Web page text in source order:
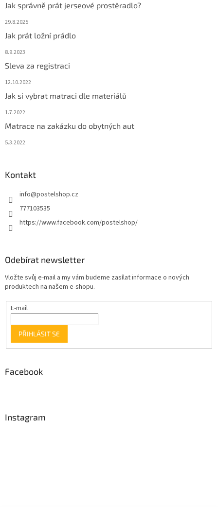
Jak správně prát jerseové prostěradlo?
29.8.2025
Jak prát ložní prádlo
8.9.2023
Sleva za registraci
12.10.2022
Jak si vybrat matraci dle materiálů
1.7.2022
Matrace na zakázku do obytných aut
5.3.2022
Kontakt
info@postelshop.cz
777103535
https://www.facebook.com/postelshop/
Odebírat newsletter
Vložte svůj e-mail a my vám budeme zasílat informace o nových
produktech na našem e-shopu.
E-mail
PŘIHLÁSIT SE
Facebook
Instagram